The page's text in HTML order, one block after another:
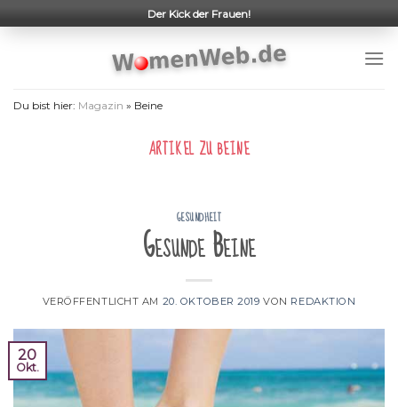
to
Der Kick der Frauen!
Du bist hier: Magazin » Beine
ARTIKEL ZUBEINE
GESUNDHEIT
Gesunde Beine
VERÖFFENTLICHT AM 20. OKTOBER 2019 VON REDAKTION
20
Okt.